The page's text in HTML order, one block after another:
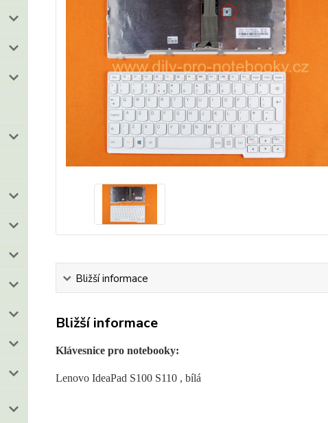
Bližší informace
Bližší informace
Klávesnice pro notebooky:
Lenovo IdeaPad S100 S110 , bílá